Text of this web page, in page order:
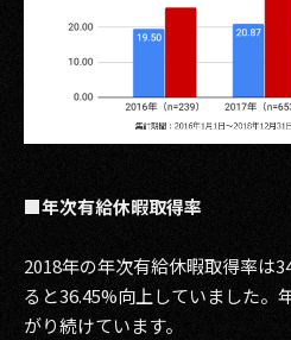
2012
2010
■年次有給休暇取得率
2018年の年次有給休暇取得率は
ると36.45%向上していました。
がり続けています。